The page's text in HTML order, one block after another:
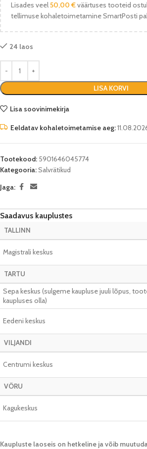
Lisades veel50,00 €väärtuses tooteid
tellimuse kohaletoimetamine SmartPosti
24 laos
LISA KORVI
Lisa soovinimekirja
Eeldatav kohaletoimetamise aeg:
Tootekood: 5901646045774
Kategooria:Salvrätikud
Jaga:
Saadavus kauplustes
TALLINN
Magistrali keskus
TARTU
Sepa keskus (sulgeme kaupluse juuli lõpus,
kaupluses olla)
Eedeni keskus
VILJANDI
Centrumi keskus
VÕRU
Kagukeskus
Kaupluste laoseis on hetkeline ja võib